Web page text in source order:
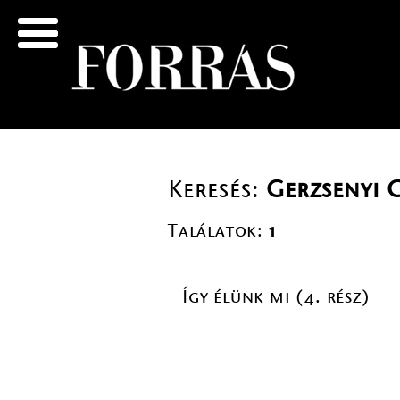
Keresés: Gerzsenyi
Találatok: 1
Így élünk mi (4. rész)